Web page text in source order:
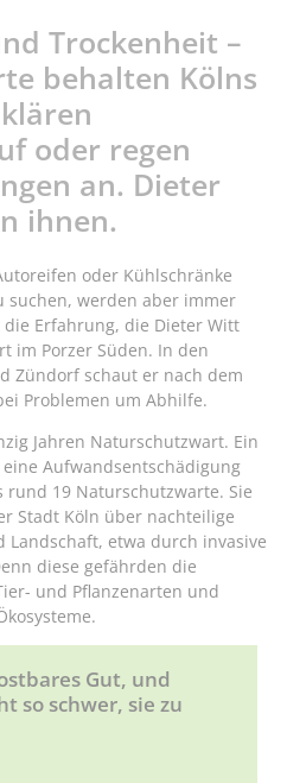
Trockenheit –
behalten Kölns
oder regen
an. Dieter
ihnen.
oder Kühlschränke
werden aber immer
Erfahrung, die Dieter Witt
im Porzer Süden. In den
Zündorf schaut er nach dem
Problemen um Abhilfe.
Jahren Naturschutzwart. Ein
Aufwandsentschädigung
rund 19 Naturschutzwarte. Sie
Stadt Köln über nachteilige
etwa durch invasive
diese gefährden die
und Pflanzenarten und
Gut, und
so schwer, sie zu